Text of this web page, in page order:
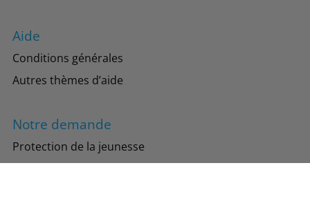
Aide
Conditions générales
Autres thèmes d’aide
Notre demande
Protection de la jeunesse